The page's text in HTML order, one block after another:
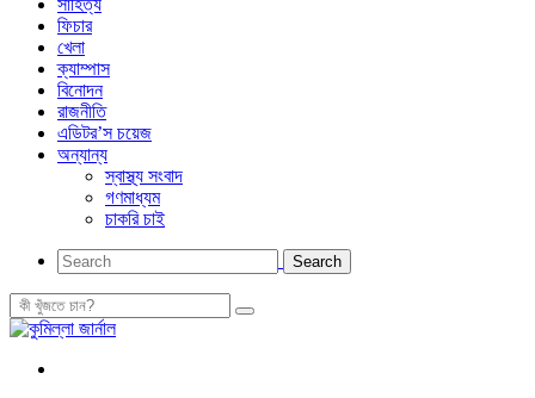
সাহিত্য
ফিচার
খেলা
ক্যাম্পাস
বিনোদন
রাজনীতি
এডিটর’স চয়েজ
অন্যান্য
স্বাস্থ্য সংবাদ
গণমাধ্যম
চাকরি চাই